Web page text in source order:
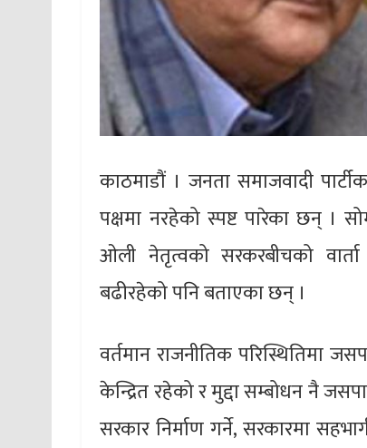
काठमाडौं । जनता समाजवादी
पक्षमा नरहेको स्पष्ट पारेका छन् ।
‌ओली नेतृत्वको सरकरबीचको
बढीरहेको पनि बताएका छन् ।
वर्तमान राजनीतिक परिस्थितिमा
केन्द्रित रहेको र मुद्दा सम्बोधन नै
सरकार निर्माण गर्ने, सरकारमा